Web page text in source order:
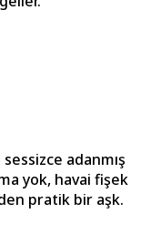
adanmış
yok, havai fişek
pratik bir aşk.